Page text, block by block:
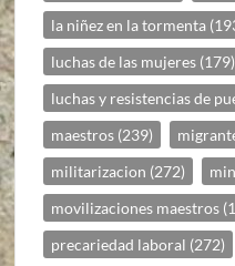
la niñez en la tormenta
luchas de las mujeres (179)
luchas y resistencias de
maestros (239)
militarizacion (272)
movilizaciones maestros
precariedad laboral (272)